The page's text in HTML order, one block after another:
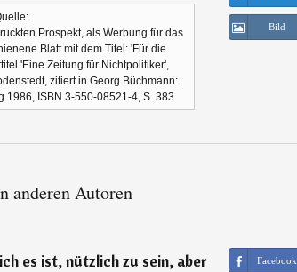
Prospekt, als Werbung für das
Blatt mit dem Titel: 'Für die
'Eine Zeitung für Nichtpolitiker',
zitiert in Georg Büchmann:
1986, ISBN 3-550-08521-4, S. 383
Bild
anderen Autoren
es ist, nützlich zu sein, aber
Facebook